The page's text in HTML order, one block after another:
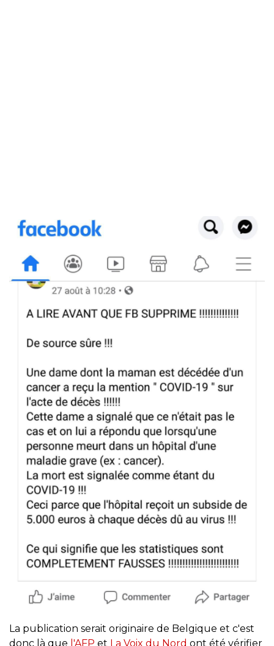
La publication serait originaire de Belgique et c'est
donc là que l'AFP et La Voix du Nord ont été vérifier